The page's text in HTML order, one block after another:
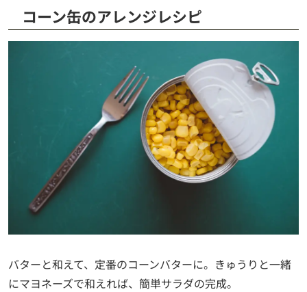
コーン缶のアレンジレシピ
バターと和えて、定番のコーンバターに。きゅうりと一緒
にマヨネーズで和えれば、簡単サラダの完成。